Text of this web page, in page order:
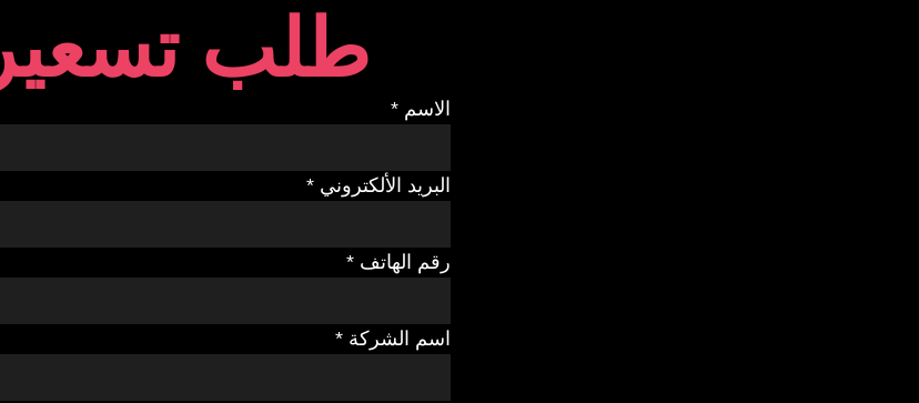
طلب تسعير
الاسم *
البريد الألكتروني *
رقم الهاتف *
اسم الشركة *